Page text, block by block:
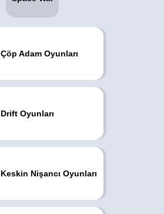
Çöp Adam Oyunları
Drift Oyunları
Keskin Nişancı Oyunları